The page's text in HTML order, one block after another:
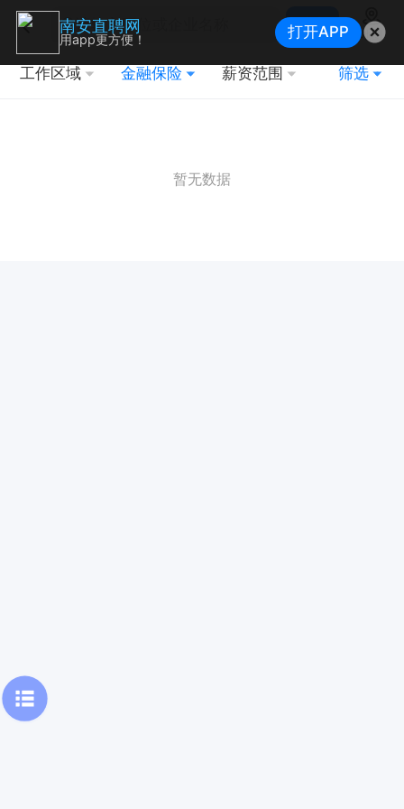
搜索
地图
工作区域 金融保险 薪资范围 筛选
暂无数据
南安直聘网
用app更方便！ 打开APP